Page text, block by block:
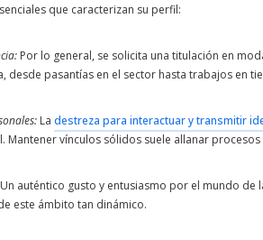
que caracterizan su perfil:
Por lo general, se solicita una titulación en
desde pasantías en el sector hasta trabajos en
La destreza para interactuar y transmitir
Mantener vínculos sólidos suele allanar
Un auténtico gusto y entusiasmo por el mundo
este ámbito tan dinámico.